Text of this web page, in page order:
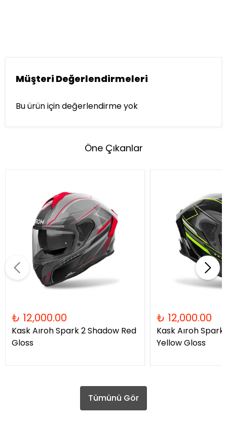
Müşteri Değerlendirmeleri
Bu ürün için değerlendirme yok
Öne Çıkanlar
₺ 12,000.00
Kask Aıroh Spark 2 Shadow Red
Gloss
₺ 12,000.00
Kask Aıroh
Yellow Gloss
Tümünü Gör